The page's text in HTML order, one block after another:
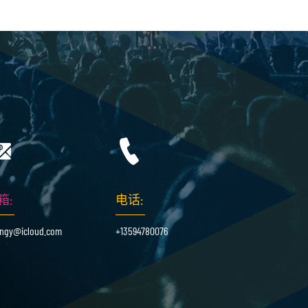
: 电话:
+13594780076